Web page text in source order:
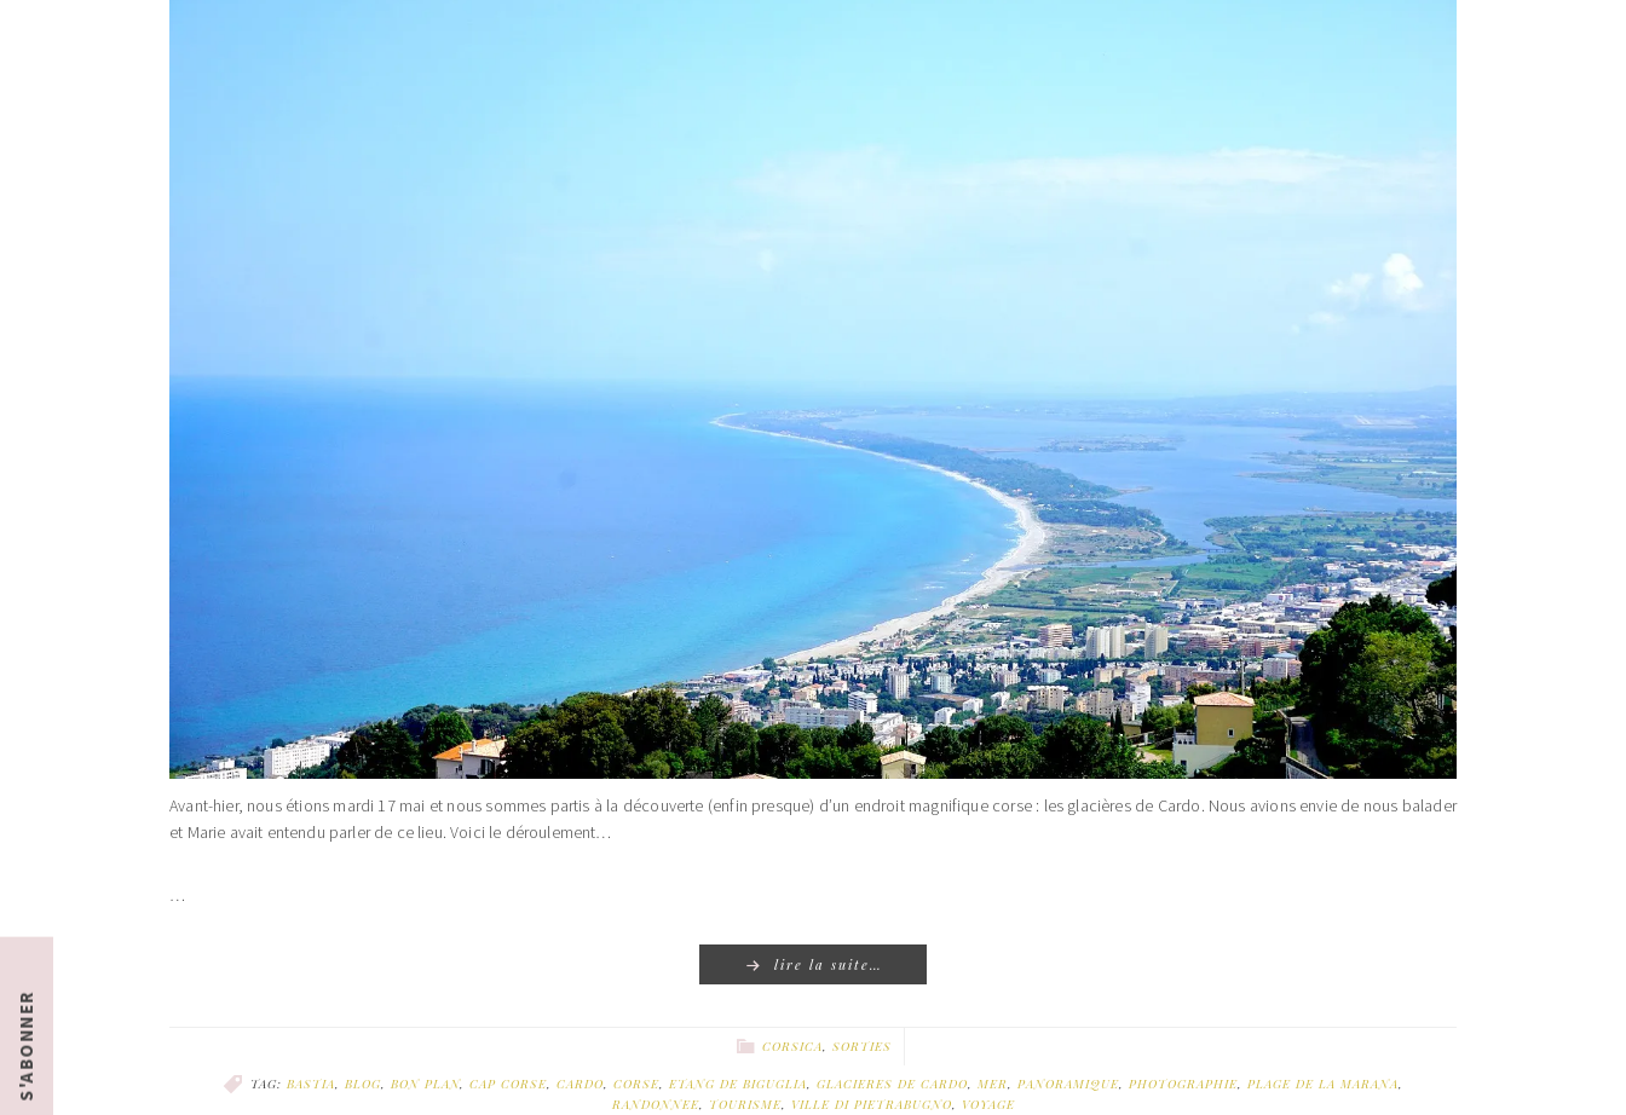
Avant-hier, nous étions mardi 17 mai et nous sommes partis à la découverte (enfin presque) d’un endroit magnifique corse : les glacières de Cardo. Nous avions envie de nous balader
et Marie avait entendu parler de ce lieu. Voici le déroulement…
…
lire la suite…
CORSICA, SORTIES
TAG: BASTIA, BLOG, BON PLAN, CAP CORSE, CARDO, CORSE, ETANG DE BIGUGLIA, GLACIERES DE CARDO, MER, PANORAMIQUE, PHOTOGRAPHIE, PLAGE DE LA MARANA,
RANDONNEE, TOURISME, VILLE DI PIETRABUGNO, VOYAGE
S'ABONNER